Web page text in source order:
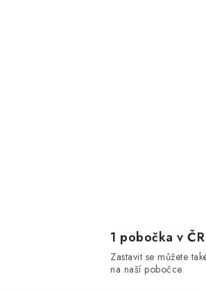
1 pobočka v ČR
Zastavit se můžete
na naší pobočce.